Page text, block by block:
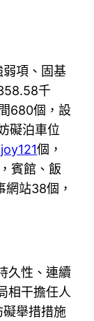
項、固基
千
680個，設
礙泊車位
個，
賓館、飯
站38個，
久性、連續
相干擔任人
舉措措施